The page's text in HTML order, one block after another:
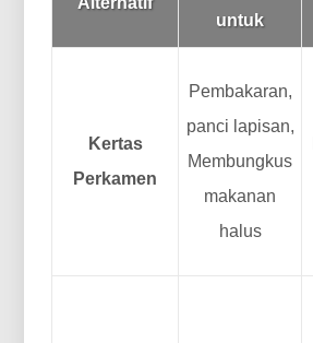
untuk
Kertas
Perkamen
Pembakaran,
panci lapisan,
Membungkus
makanan
halus